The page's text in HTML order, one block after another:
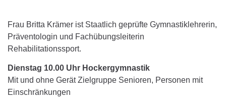
Frau Britta Krämer ist Staatlich geprüfte Gymnastiklehrerin,
Präventologin und Fachübungsleiterin
Rehabilitationssport.
Dienstag 10.00 Uhr Hockergymnastik
Mit und ohne Gerät Zielgruppe Senioren, Personen mit
Einschränkungen